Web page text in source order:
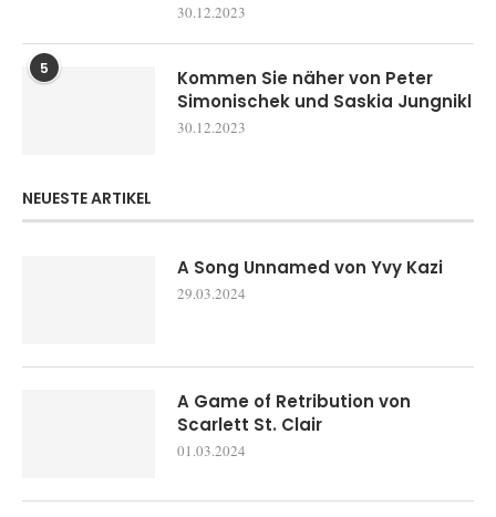
30.12.2023
5
Kommen Sie näher von Peter
Simonischek und Saskia Jungnikl
30.12.2023
NEUESTE ARTIKEL
A Song Unnamed von Yvy Kazi
29.03.2024
A Game of Retribution von
Scarlett St. Clair
01.03.2024